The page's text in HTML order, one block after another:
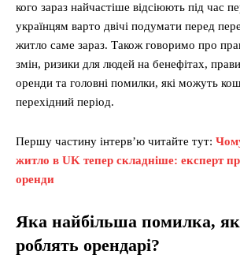
кого зараз найчастіше відсіюють під час
українцям варто двічі подумати перед
житло саме зараз. Також говоримо про
змін, ризики для людей на бенефітах,
оренди та головні помилки, які можуть
перехідний період.
Першу частину інтерв’ю читайте тут:
житло в UK тепер складніше: експерт
оренди
Яка найбільша помилка,
роблять орендарі?